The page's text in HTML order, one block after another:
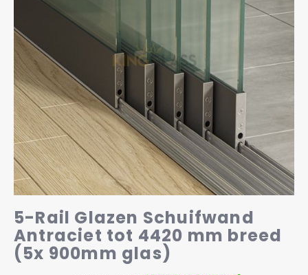
Montage
Betaalmethoden
Garantie
Veelgestelde vragen
5-Rail Glazen Schuifwand
Antraciet tot 4420 mm breed
(5x 900mm glas)